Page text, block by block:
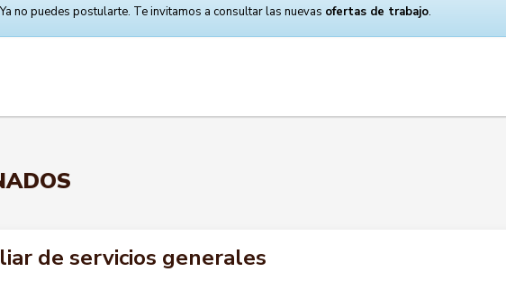
no puedes postularte. Te invitamos a consultar las nuevas ofertas de trabajo.
de servicios generales